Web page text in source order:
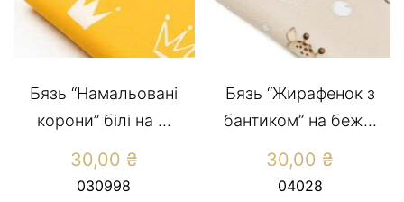
Бязь “Намальовані
корони” білі на ...
30,00 ₴
030998
Бязь “Жирафенок з
бантиком” на беж...
30,00 ₴
04028